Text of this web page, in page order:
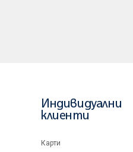
Индивидуални
клиенти
Карти